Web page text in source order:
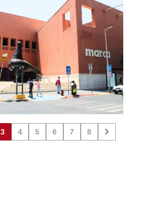
3 4 5 6 7 8